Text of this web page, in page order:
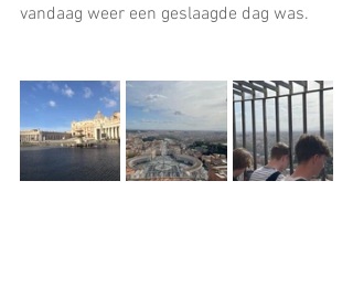
vandaag weer een geslaagde dag was.